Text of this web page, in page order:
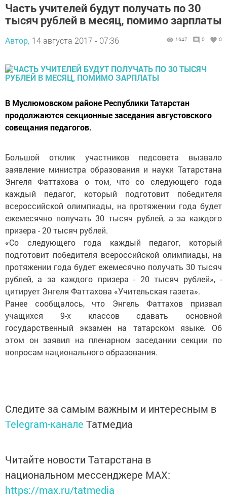
Часть учителей будут получать по 30
тысяч рублей в месяц, помимо зарплаты
Автор, 14 августа 2017 - 07:36 1647 0 0
В Муслюмовском районе Республики Татарстан
продолжаются секционные заседания августовского
совещания педагогов.
Большой отклик участников педсовета вызвало
заявление министра образования и науки Татарстана
Энгеля Фаттахова о том, что со следующего года
каждый педагог, который подготовит победителя
всероссийской олимпиады, на протяжении года будет
ежемесячно получать 30 тысяч рублей, а за каждого
призера - 20 тысяч рублей.
«Со следующего года каждый педагог, который
подготовит победителя всероссийской олимпиады, на
протяжении года будет ежемесячно получать 30 тысяч
рублей, а за каждого призера - 20 тысяч рублей», -
цитирует Энгеля Фаттахова «Учительская газета».
Ранее сообщалось, что Энгель Фаттахов призвал
учащихся 9-х классов сдавать основной
государственный экзамен на татарском языке. Об
этом он заявил на пленарном заседании секции по
вопросам национального образования.
Следите за самым важным и интересным в
Telegram-канале Татмедиа
Читайте новости Татарстана в
национальном мессенджере MАХ:
https://max.ru/tatmedia